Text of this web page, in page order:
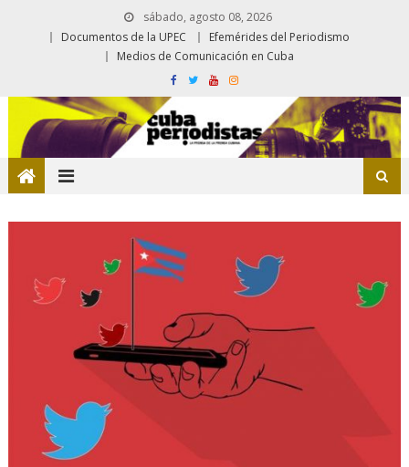
sábado, agosto 08, 2026
Documentos de la UPEC
Efemérides del Periodismo
Medios de Comunicación en Cuba